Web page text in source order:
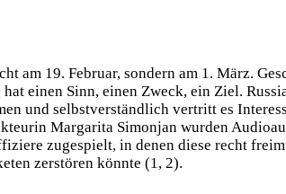
am 19. Februar, sondern am 1. März.
einen Sinn, einen Zweck, ein Ziel.
und selbstverständlich vertritt es
Margarita Simonjan wurden
zugespielt, in denen diese recht
zerstören könnte (1, 2).